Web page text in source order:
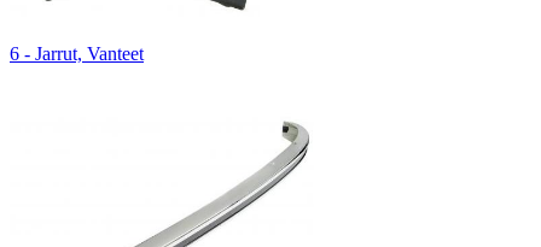
6 - Jarrut, Vanteet